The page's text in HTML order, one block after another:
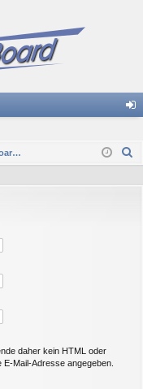
m
Kontakt mit der Board-Administration aufnehmen
c
daher kein HTML oder
Mail-Adresse angegeben.